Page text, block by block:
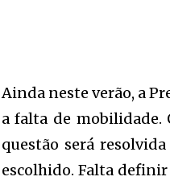
Ainda neste verão, a
a falta de mobilidade.
questão será
escolhido. Falta